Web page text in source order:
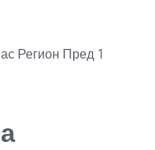
Регион Пред 1